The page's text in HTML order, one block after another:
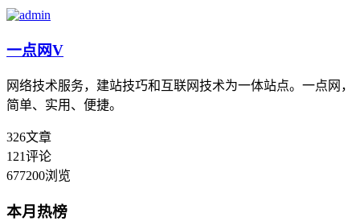
一点网V
网络技术服务，建站技巧和互联网技术为一体站点。一点网，
简单、实用、便捷。
326文章
121评论
677200浏览
本月热榜